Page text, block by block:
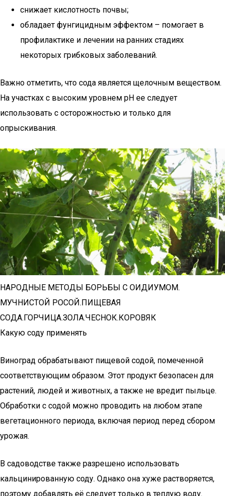
снижает кислотность почвы;
обладает фунгицидным эффектом – помогает в
профилактике и лечении на ранних стадиях
некоторых грибковых заболеваний.
Важно отметить, что сода является щелочным веществом.
На участках с высоким уровнем pH ее следует
использовать с осторожностью и только для
опрыскивания.
НАРОДНЫЕ МЕТОДЫ БОРЬБЫ С ОИДИУМОМ.
МУЧНИСТОЙ РОСОЙ.ПИЩЕВАЯ
СОДА.ГОРЧИЦА.ЗОЛА.ЧЕСНОК.КОРОВЯК
Какую соду применять
Виноград обрабатывают пищевой содой, помеченной
соответствующим образом. Этот продукт безопасен для
растений, людей и животных, а также не вредит пыльце.
Обработки с содой можно проводить на любом этапе
вегетационного периода, включая период перед сбором
урожая.
В садоводстве также разрешено использовать
кальцинированную соду. Однако она хуже растворяется,
поэтому добавлять её следует только в теплую воду.